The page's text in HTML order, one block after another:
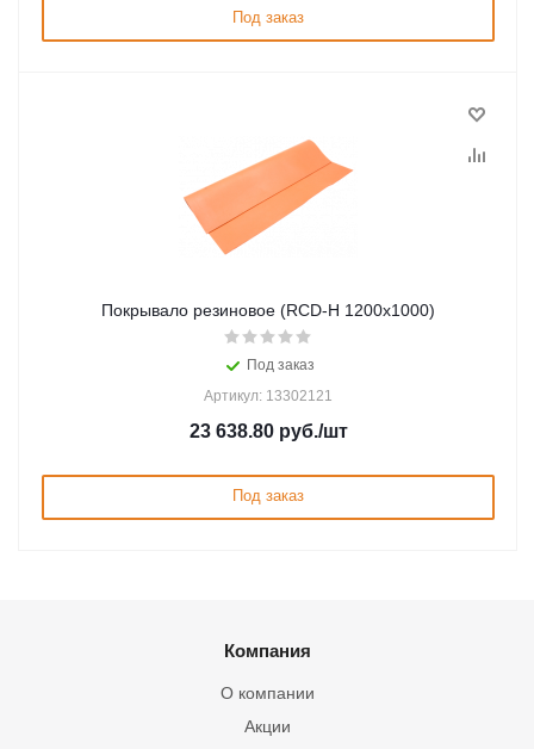
Под заказ
Покрывало резиновое (RCD-Н 1200x1000)
Под заказ
Артикул: 13302121
23 638.80руб./шт
Под заказ
Компания
О компании
Акции